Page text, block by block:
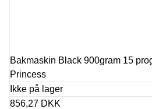
Bakmaskin Black 900gram 15
Princess
Ikke på lager
856,27 DKK